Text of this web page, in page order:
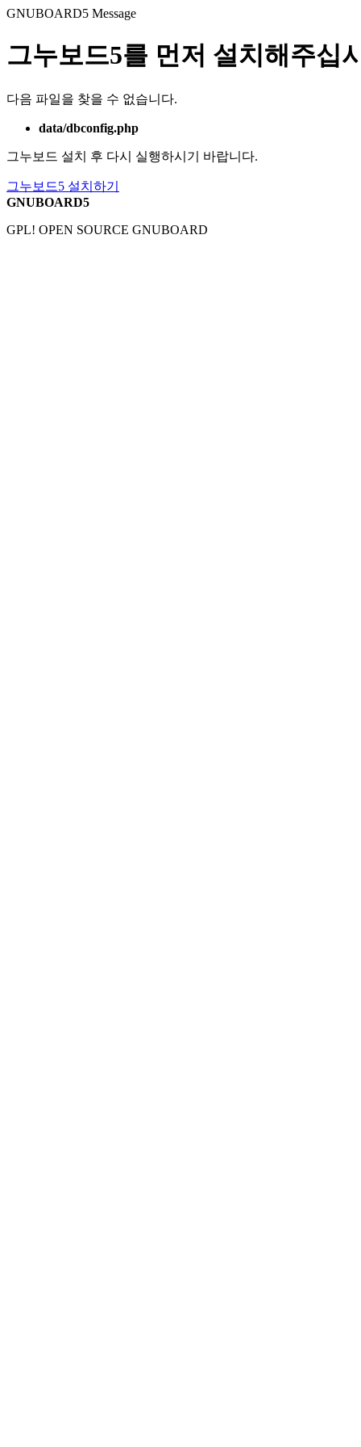
GNUBOARD5 Message
그누보드5를 먼저 설치해주십
다음 파일을 찾을 수 없습니다.
data/dbconfig.php
그누보드 설치 후 다시 실행하시기 바랍니다.
그누보드5 설치하기
GNUBOARD5
GPL! OPEN SOURCE GNUBOARD